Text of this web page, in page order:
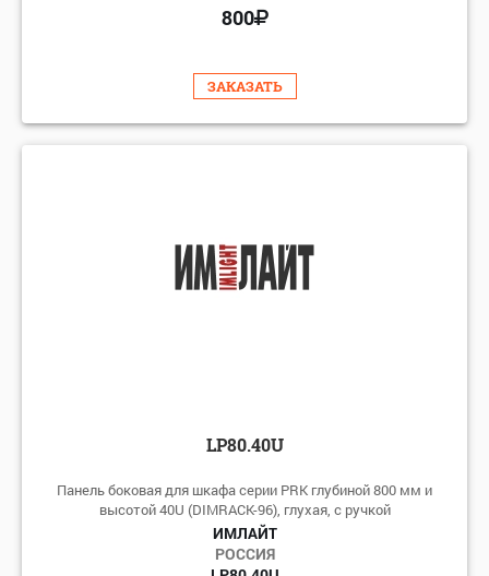
800
ЗАКАЗАТЬ
LP80.40U
Панель боковая для шкафа серии PRK глубиной 800 мм и
высотой 40U (DIMRACK-96), глухая, с ручкой
ИМЛАЙТ
РОССИЯ